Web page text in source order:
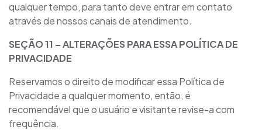
qualquer tempo, para tanto deve entrar em contato
através de nossos canais de atendimento.
SEÇÃO11 – ALTERAÇÕES PARA ESSA POLÍTICA DE
PRIVACIDADE
Reservamos o direito de modificar essa Política de
Privacidade a qualquer momento, então, é
recomendável que o usuário e visitante revise-a com
frequência.